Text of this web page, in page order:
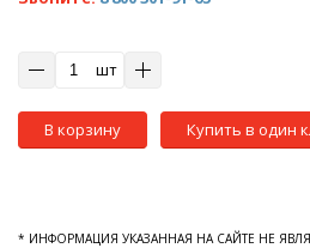
шт
В корзину Купить в один
* ИНФОРМАЦИЯ УКАЗАННАЯ НА САЙТЕ НЕ